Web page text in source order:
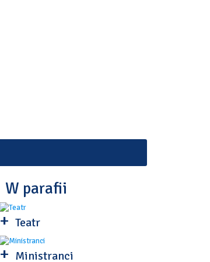
W parafii
+ Teatr
+ Ministranci